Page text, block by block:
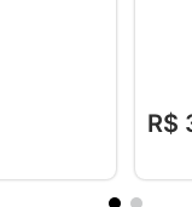
R$